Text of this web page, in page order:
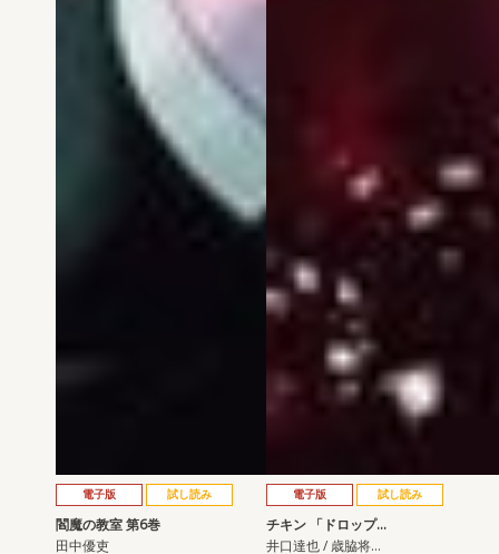
電子版 試し読み
閻魔の教室 第6巻
田中優吏
電子版 試し読み
チキン 「ドロップ…
井口達也 / 歳脇将…